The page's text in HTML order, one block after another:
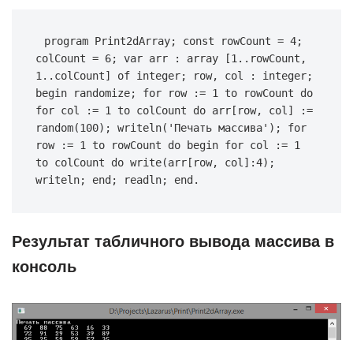
program Print2dArray; const rowCount = 4
colCount = 6; var arr : array [1
1 ..colCount] of
begin randomize; for row := 1 to rowCount do
for col := 1 to colCount do arr[row, col] :=
random(100); writeln( 'Печать массива' ); for
row := 1 to rowCount do begin for col := 1
to colCount do write(arr[row, col]:4);
writeln; end ; readln; end .
Результат табличного вывода массива в
консоль